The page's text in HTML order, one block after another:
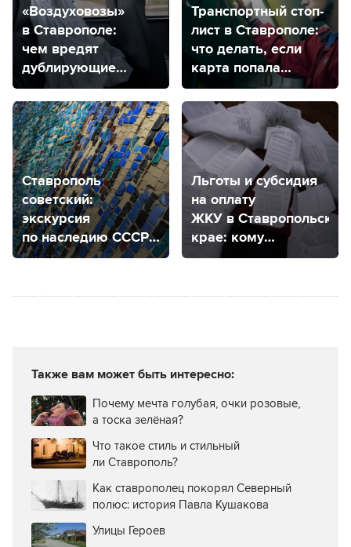
«Воздуховозы»
в Ставрополе:
чем вредят
дублирующие
маршруты?
Транспортный стоп-
лист в Ставрополе:
что делать, если
карта попала
в черный список?
Ставрополь
советский:
экскурсия
по наследию СССР
на фасадах и стенах
Льготы и субсидия
на оплату
ЖКУ в Ставропольском
крае: кому
положены
Также вам может быть интересно:
Почему мечта голубая, очки розовые,
а тоска зелёная?
Что такое стиль и стильный
ли Ставрополь?
Как ставрополец покорял Северный
полюс: история Павла Кушакова
Улицы Героев